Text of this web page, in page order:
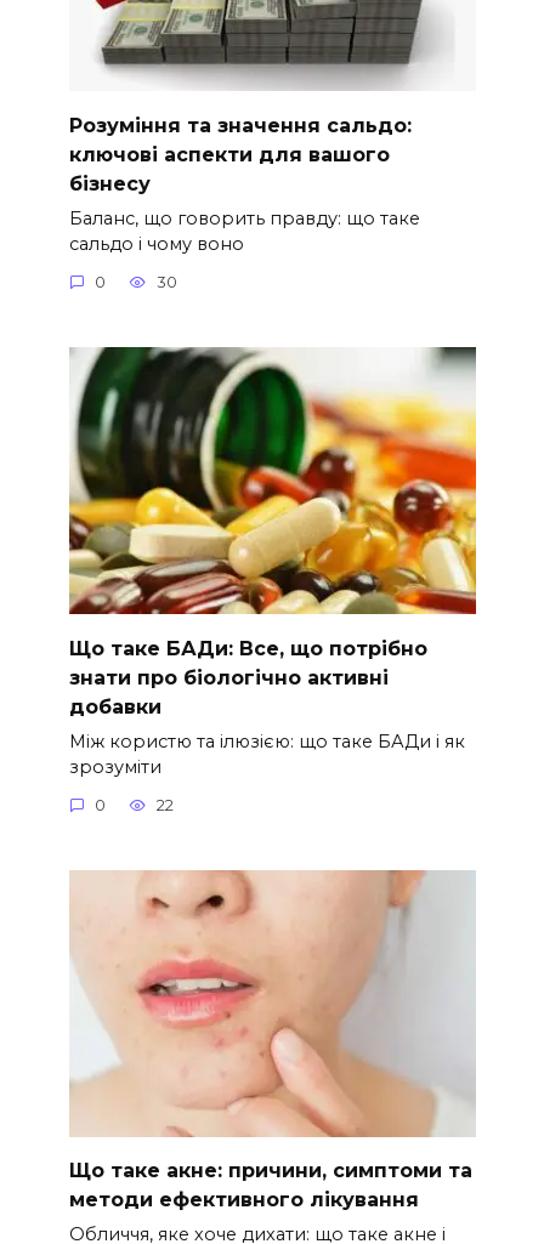
Розуміння та значення сальдо:
ключові аспекти для вашого
бізнесу
Баланс, що говорить правду: що таке
сальдо і чому воно
0 30
Що таке БАДи: Все, що потрібно
знати про біологічно активні
добавки
Між користю та ілюзією: що таке БАДи і як
зрозуміти
0 22
Що таке акне: причини, симптоми та
методи ефективного лікування
Обличчя, яке хоче дихати: що таке акне і